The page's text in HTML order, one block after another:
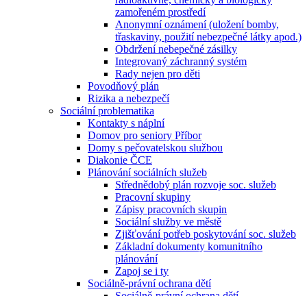
zamořeném prostředí
Anonymní oznámení (uložení bomby,
třaskaviny, použití nebezpečné látky apod.)
Obdržení nebepečné zásilky
Integrovaný záchranný systém
Rady nejen pro děti
Povodňový plán
Rizika a nebezpečí
Sociální problematika
Kontakty s náplní
Domov pro seniory Příbor
Domy s pečovatelskou službou
Diakonie ČCE
Plánování sociálních služeb
Střednědobý plán rozvoje soc. služeb
Pracovní skupiny
Zápisy pracovních skupin
Sociální služby ve městě
Zjišťování potřeb poskytování soc. služeb
Základní dokumenty komunitního
plánování
Zapoj se i ty
Sociálně-právní ochrana dětí